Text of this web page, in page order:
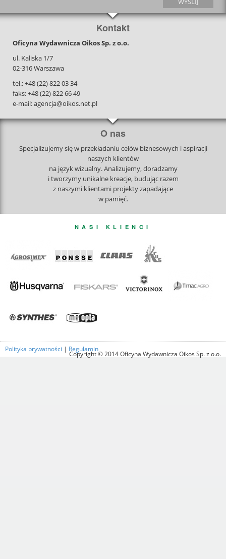
Kontakt
Oficyna Wydawnicza Oikos Sp. z o.o.
ul. Kaliska 1/7
02-316 Warszawa
tel.: +48 (22) 822 03 34
faks: +48 (22) 822 66 49
e-mail: agencja@oikos.net.pl
O nas
Specjalizujemy się w przekładaniu celów biznesowych i aspiracji
naszych klientów
na język wizualny. Analizujemy, doradzamy
i tworzymy unikalne kreacje, budując razem
z naszymi klientami projekty zapadające
w pamięć.
NASI KLIENCI
Polityka prywatności | Regulamin
Copyright © 2014 Oficyna Wydawnicza Oikos Sp. z o.o.